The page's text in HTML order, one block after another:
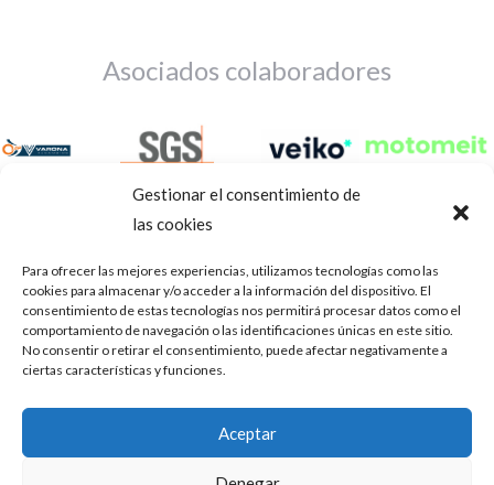
Gestionar el consentimiento de
las cookies
Para ofrecer las mejores experiencias, utilizamos tecnologías como las
cookies para almacenar y/o acceder a la información del dispositivo. El
consentimiento de estas tecnologías nos permitirá procesar datos como el
comportamiento de navegación o las identificaciones únicas en este sitio.
No consentir o retirar el consentimiento, puede afectar negativamente a
ciertas características y funciones.
Aceptar
Asociados colaboradores
Aviso Legal Política de privacidad Portal de transparencia
ASOCIACIÓN DE TALLERES DE REPARACIÓN DE